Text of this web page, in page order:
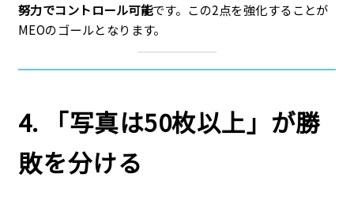
努力でコントロール可能です。この2点を強化することが
MEOのゴールとなります。
4. 「写真は50枚以上」が勝
敗を分ける